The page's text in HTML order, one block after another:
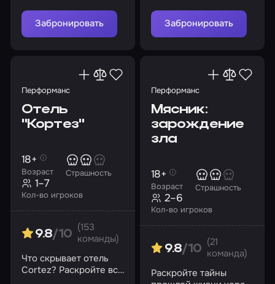
Забронировать Забронировать
Перформанс
Отель
"Кортез"
Возраст
18+
Страшность
Кол-во игроков
1–7
9.8/10
(153
команды)
Что скрывает отель
Cortez? Раскройте все
Перформанс
Мясник:
зарождение
зла
Возраст
18+
Страшность
Кол-во игроков
2–6
9.8/10
(21
команда)
Раскройте тайны